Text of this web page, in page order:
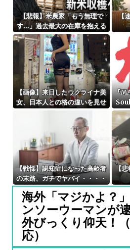
【悲報】米農家「もう無理で
す…」過去最大の在庫を抱える
状態で新米収穫
【
【画像】来日したウクライナ美
女、日本人との格の違いを見せ
つける
『
【戦慄】認知症になった高齢者
の末路、ガチでヤバイ・・・・
【悲
海外「マジかよ？
ンソーウーマンが
外びっくり仰天！
応）